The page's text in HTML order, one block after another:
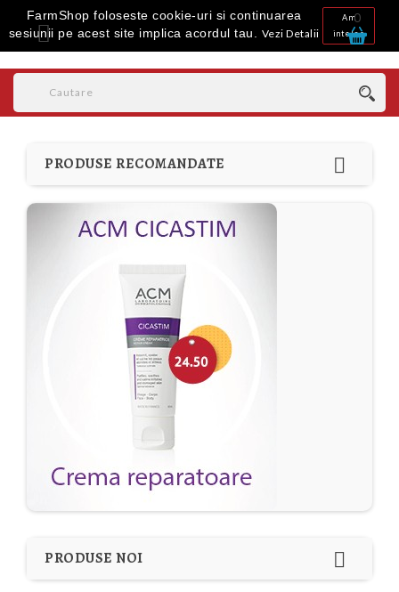

0
PRODUSE RECOMANDATE 
PRODUSE NOI 
FarmShop foloseste cookie-uri si continuarea
sesiunii pe acest site implica acordul tau. Vezi Detalii
Am
inteles